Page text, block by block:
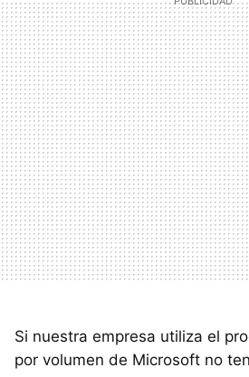
Si nuestra empresa utiliza el
por volumen de Microsoft no